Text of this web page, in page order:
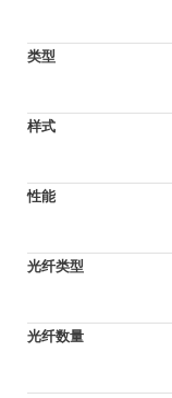
类型
样式
性能
光纤类型
光纤数量